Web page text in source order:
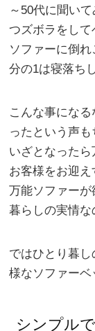
～50代に聞い
つズボラをして
ソファーに倒
分の1は寝落ち
こんな事にな
ったという声も
いざとなったら
お客様をお迎
万能ソファー
暮らしの実情な
ではひとり暮
様なソファーベ
シンプル